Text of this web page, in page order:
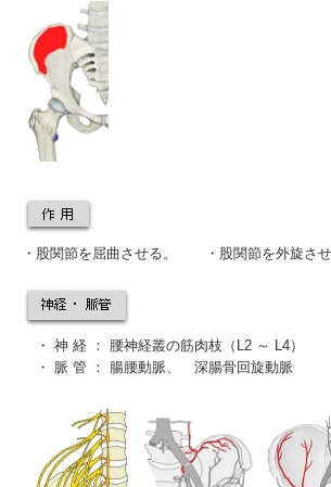
・股関節を屈曲させる。 ・ 股関節を外旋さ
・ 神 経 ： 腰神経叢の筋肉枝（L2 ～ L4）
・ 脈 管 ：
腸腰動脈 深腸骨回旋動脈